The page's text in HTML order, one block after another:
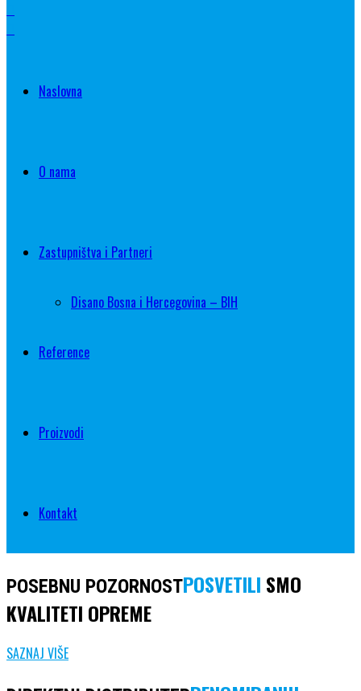
Naslovna
O nama
Zastupništva i Partneri
Disano Bosna i Hercegovina – BIH
Reference
Proizvodi
Kontakt
POSEBNU POZORNOSTPOSVETILI SMO
KVALITETI OPREME
SAZNAJ VIŠE